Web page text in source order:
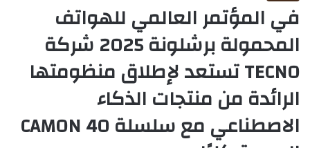
في المؤتمر العالمي للهواتف
المحمولة برشلونة 2025 شركة
TECNO تستعد لإطلاق منظومتها
الرائدة من منتجات الذكاء
الاصطناعي مع سلسلة CAMON 40